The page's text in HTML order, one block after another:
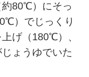
約80℃）にそっ
）でじっくり
げ（180℃）、
ょうゆでいた